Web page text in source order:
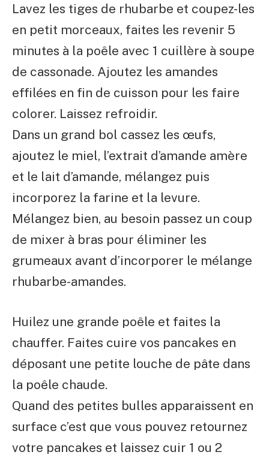
Lavez les tiges de rhubarbe et coupez-les
en petit morceaux, faites les revenir 5
minutes à la poêle avec 1 cuillère à soupe
de cassonade. Ajoutez les amandes
effilées en fin de cuisson pour les faire
colorer. Laissez refroidir.
Dans un grand bol cassez les œufs,
ajoutez le miel, l’extrait d’amande amère
et le lait d’amande, mélangez puis
incorporez la farine et la levure.
Mélangez bien, au besoin passez un coup
de mixer à bras pour éliminer les
grumeaux avant d’incorporer le mélange
rhubarbe-amandes.
Huilez une grande poêle et faites la
chauffer. Faites cuire vos pancakes en
déposant une petite louche de pâte dans
la poêle chaude.
Quand des petites bulles apparaissent en
surface c’est que vous pouvez retournez
votre pancakes et laissez cuir 1 ou 2